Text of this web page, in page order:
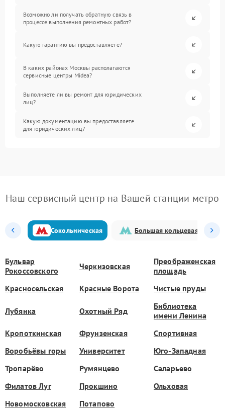
Возможно ли получать обратную связь в
процессе выполнения ремонтных работ?
Какую гарантию вы предоставляете?
В каких районах Москвы располагаются
сервисные центры Midea?
Выполняете ли вы ремонт для юридических
лиц?
Какую документацию вы предоставляете
для юридических лиц?
Наш сервисный центр на Вашей станции метро
Сокольническая Большая кольцевая
Бульвар
Рокоссовского
Черкизовская
Преображенская
площадь
Красносельская
Красные Ворота Чистые пруды
Лубянка Охотный Ряд
Библиотека
имени Ленина
Кропоткинская
Фрунзенская
Спортивная
Воробьёвы горы
Университет
Юго-Западная
Тропарёво
Румянцево
Саларьево
Филатов Луг
Прокшино
Ольховая
Новомосковская
Потапово